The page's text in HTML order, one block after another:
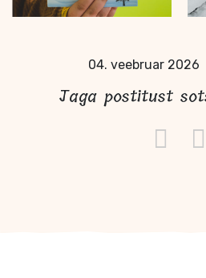
04. veebruar 2026
Jaga postitust